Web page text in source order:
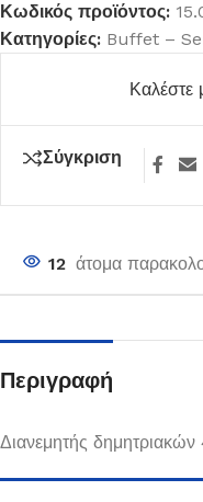
Κωδικός προϊόντος:
Κατηγορίες: Buffet –
Καλέστε
Σύγκριση
12 άτομα
Περιγραφή
Διανεμητής